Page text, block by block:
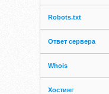
Robots.txt
Ответ сервера
Whois
Хостинг